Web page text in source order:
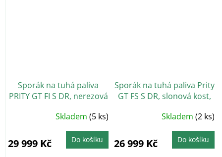
Sporák na tuhá paliva
PRITY GT FI S DR, nerezová
Skladem (5 ks)
29 999 Kč Do košíku
Sporák na tuhá paliva Prity
GT FS S DR, slonová kost,
Skladem (2 ks)
26 999 Kč Do košíku